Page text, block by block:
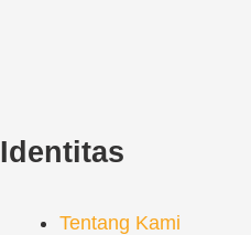
Identitas
Tentang Kami